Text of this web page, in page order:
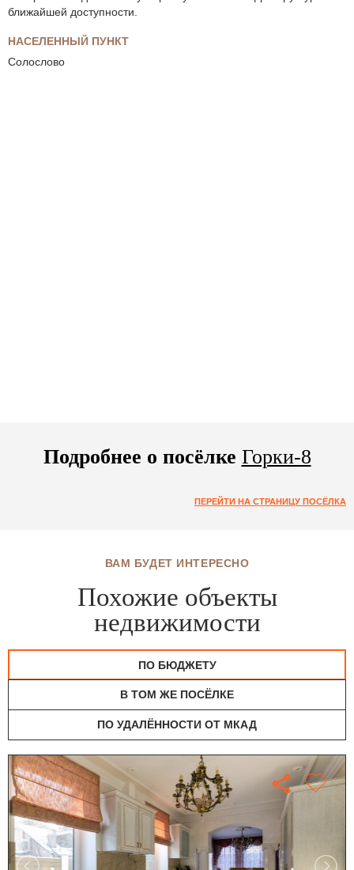
ближайшей доступности.
НАСЕЛЕННЫЙ ПУНКТ
Солослово
Подробнее о посёлке Горки-8
ПЕРЕЙТИ НА СТРАНИЦУ ПОСЁЛКА
ВАМ БУДЕТ ИНТЕРЕСНО
Похожие объекты
недвижимости
ПО БЮДЖЕТУ
В ТОМ ЖЕ ПОСЁЛКЕ
ПО УДАЛЁННОСТИ ОТ МКАД